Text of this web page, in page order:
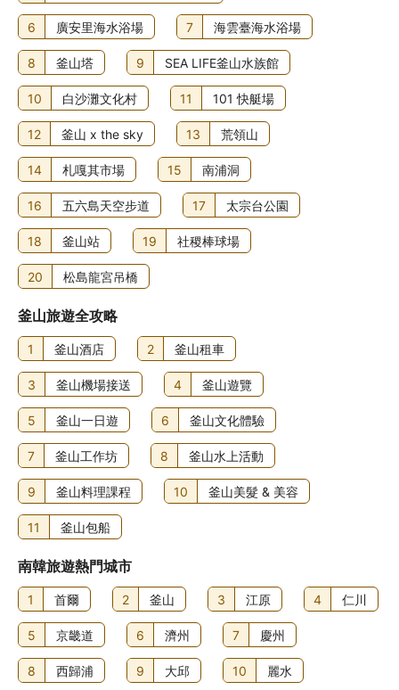
6 廣安里海水浴場 7 海雲臺海水浴場
8 釜山塔 9 SEA LIFE釜山水族館
10 白沙灘文化村 11 101 快艇場
12 釜山 x the sky 13 荒領山
14 札嘎其市場 15 南浦洞
16 五六島天空步道 17 太宗台公園
18 釜山站 19 社稷棒球場
20 松島龍宮吊橋
釜山旅遊全攻略
1 釜山酒店 2 釜山租車
3 釜山機場接送 4 釜山遊覽
5 釜山一日遊 6 釜山文化體驗
7 釜山工作坊 8 釜山水上活動
9 釜山料理課程 10 釜山美髮 & 美容
11 釜山包船
南韓旅遊熱門城市
1 首爾 2 釜山 3 江原 4 仁川
5 京畿道 6 濟州 7 慶州
8 西歸浦 9 大邱 10 麗水